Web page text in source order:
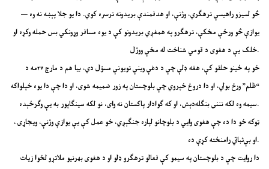
څو لسیزو راهیسې ترهګري، وژنې، او هدفمندې بریدونه ترسره کوي. دا یو جلا پېښه نه وه —
یوازې څو ورځې مخکې، ترهګرو په همغږي بریدونو کې د یوه مسافر وړونکي بس حمله وکړه او
خلک یې د هغوی د قومي شناخت له مخې ووژل.
خو په ځینو حلقو کې، هغه ډلې چې د دغې وینې تویونې مسؤل دي، بیا هم د مارچ ۲۷مه د
“ظلم” ورځ بولي، او دا دروغ خپروي چې بلوچستان په زور ضمیمه شوی، او دا چې دا یوه خپلواکه
سیمه وه لکه نننی بنګله‌دېش، او که ګوادار پاکستان نه وای، نو لکه سینګاپور به یې وګرځېده.
ټوکه خو دا ده چې هغوی وایي د بلوچانو لپاره جنګېږي، خو عمل کې یې یوازې وژنې، ویجاړۍ،
او بې‌ثباتي رامنځته کړې ده.
دا روایت چې د بلوچستان په سیمو کې فعالو ترهګرو ډلو او د هغوی بهرنيو ملاتړو لخوا زیات